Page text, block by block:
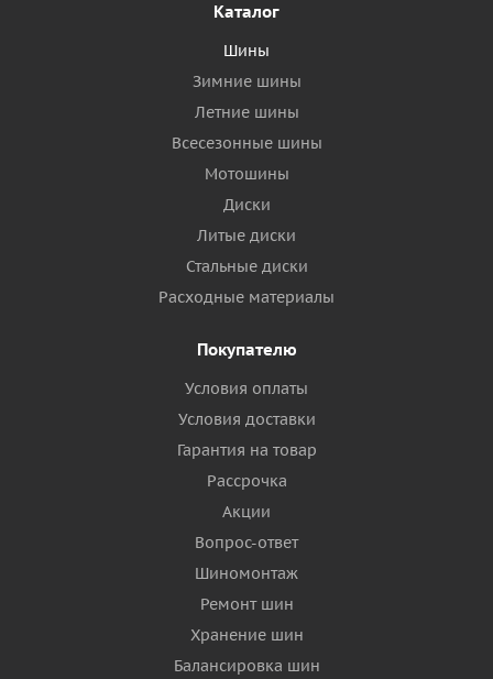
Каталог
Шины
Зимние шины
Летние шины
Всесезонные шины
Мотошины
Диски
Литые диски
Стальные диски
Расходные материалы
Покупателю
Условия оплаты
Условия доставки
Гарантия на товар
Рассрочка
Акции
Вопрос-ответ
Шиномонтаж
Ремонт шин
Хранение шин
Балансировка шин